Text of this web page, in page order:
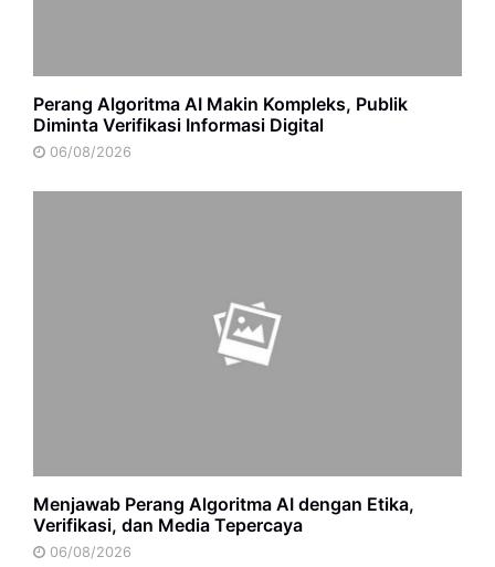
Perang Algoritma AI Makin Kompleks, Publik
Diminta Verifikasi Informasi Digital
06/08/2026
Menjawab Perang Algoritma AI dengan Etika,
Verifikasi, dan Media Tepercaya
06/08/2026